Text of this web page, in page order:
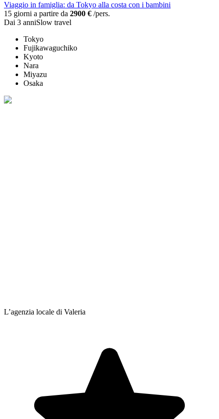
Viaggio in famiglia: da Tokyo alla costa con i bambini
15 giorni a partire da 2900 € /pers.
Dai 3 anniSlow travel
Tokyo
Fujikawaguchiko
Kyoto
Nara
Miyazu
Osaka
L’agenzia locale di Valeria